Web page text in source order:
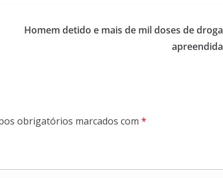
Homem detido e mais de mil doses de droga
apreendida
obrigatórios marcados com *